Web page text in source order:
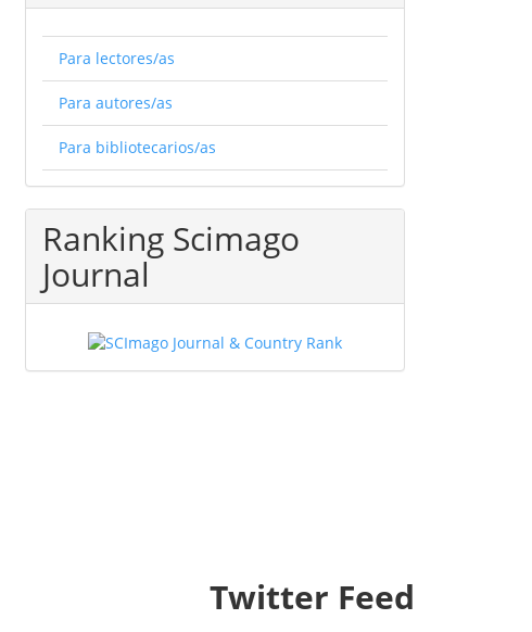
Para lectores/as
Para autores/as
Para bibliotecarios/as
Ranking Scimago
Journal
Twitter Feed